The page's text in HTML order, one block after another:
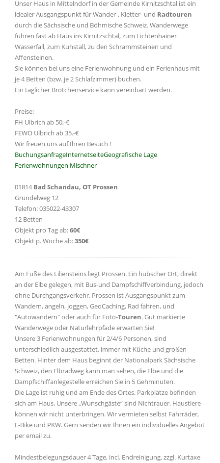
Unser Haus in Mittelndorf in der Gemeinde Kirnitzschtal ist ein
idealer Ausgangspunkt für Wander-, Kletter- und Radtouren
durch die Sächsische und Böhmische Schweiz. Wanderwege
führen fast ab Haus ins Kirnitzschtal, zum Lichtenhainer
Wasserfall, zum Kuhstall, zu den Schrammsteinen und
Affensteinen.
Sie können bei uns eine Ferienwohnung und ein Ferienhaus mit
je 4 Betten (bzw. je 2 Schlafzimmer) buchen.
Ein täglicher Brötchenservice kann vereinbart werden.
Preise:
FH Ulbrich ab 50,-€
FEWO Ulbrich ab 35.-€
Wir freuen uns auf Ihren Besuch !
BuchungsanfrageInternetseiteGeografische Lage
Ferienwohnungen Mischner
01814 Bad Schandau, OT Prossen
Gründelweg 12
Telefon: 035022-43307
12 Betten
Objekt pro Tag ab:60€
Objekt p. Woche ab:350€
Am Fuße des Liliensteins liegt Prossen. Ein hübscher Ort, direkt
an der Elbe gelegen, mit Bus-und Dampfschiffverbindung, jedoch
ohne Durchgangsverkehr. Prossen ist Ausgangspunkt zum
Wandern, angeln, joggen, GeoCaching, Rad fahren, und
"Autowandern" oder auch für Foto-Touren. Gut markierte
Wanderwege oder Naturlehrpfade erwarten Sie!
Unsere 3 Ferienwohnungen für 2/4/6 Personen, sind
unterschiedlich ausgestattet, immer mit Küche und großen
Betten. Hinter dem Haus beginnt der Nationalpark Sächsische
Schweiz, den Elbradweg kann man sehen, die Elbe und die
Dampfschiffanlegestelle erreichen Sie in 5 Gehminuten.
Die Lage ist ruhig und am Ende des Ortes. Parkplätze befinden
sich am Haus. Unsere „Wunschgäste“ sind Nichtrauer. Haustiere
können wir nicht unterbringen. Wir vermieten selbst Fahrräder,
E-Bike und PKW. Gern senden wir Ihnen ein individuelles Angebot
per email zu.
Mindestbelegungsdauer 4 Tage, incl. Endreinigung, zzgl. Kurtaxe